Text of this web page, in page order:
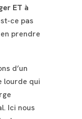
ET à
ce pas
prendre
d’un
lourde qui
Ici nous